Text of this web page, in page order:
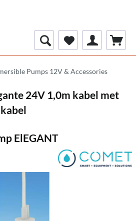
Pumps 12V & Accessories
24V 1,0m kabel met
ElEGANT